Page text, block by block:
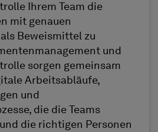
Ihrem Team die
mit genauen
Beweismittel zu
und
sorgen gemeinsam
Arbeitsabläufe,
und
die die Teams
die richtigen Personen